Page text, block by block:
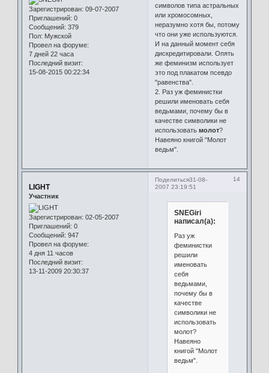
Зарегистрирован: 09-07-2007
Приглашений: 0
Сообщений: 379
Пол: Мужской
Провел на форуме:
7 дней 22 часа
Последний визит:
15-08-2015 00:22:34
символов типа астральных
или хромосомных,
неразумно хотя бы, потому
что они уже используются.
И на данный момент себя
дискредитировали. Опять
же феминизм использует
это под плакатом псевдо
"равенства".
2. Раз уж феминистки
решили именовать себя
ведьмами, почему бы в
качестве символики не
использовать молот?
Навеяно книгой "Молот
ведьм".
Поделиться 14
31-08-
2007 23:19:51
LIGHT
Участник
Зарегистрирован: 02-05-2007
Приглашений: 0
Сообщений: 947
Провел на форуме:
4 дня 11 часов
Последний визит:
13-11-2009 20:30:37
SNEGiri
написал(а):
Раз уж
феминистки
решили
именовать
себя
ведьмами,
почему бы в
качестве
символики не
использовать
молот?
Навеяно
книгой "Молот
ведьм".